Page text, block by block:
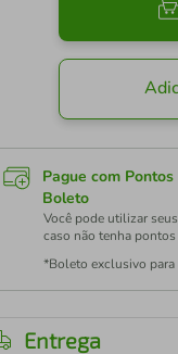
Pague com
Boleto
Você pode utilizar
caso não tenha
*Boleto exclusivo para
Entrega